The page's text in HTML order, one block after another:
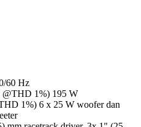
60 Hz
@THD 1%) 195 W
1%) 6 x 25 W woofer dan